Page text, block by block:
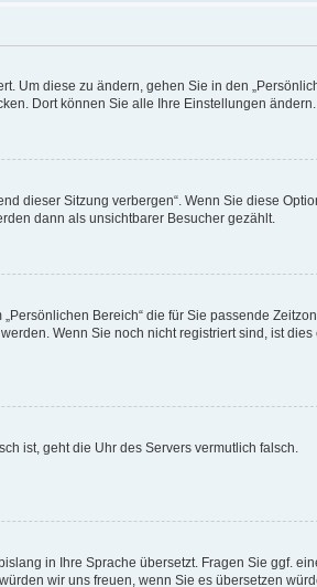
Um diese zu ändern, gehen Sie in den
Dort können Sie alle Ihre Einstellungen ändern.
dieser Sitzung verbergen“. Wenn Sie diese
dann als unsichtbarer Besucher gezählt.
Bereich“ die für Sie passende
Wenn Sie noch nicht registriert sind, ist dies
ist, geht die Uhr des Servers vermutlich falsch.
in Ihre Sprache übersetzt. Fragen Sie ggf.
wir uns freuen, wenn Sie es übersetzen